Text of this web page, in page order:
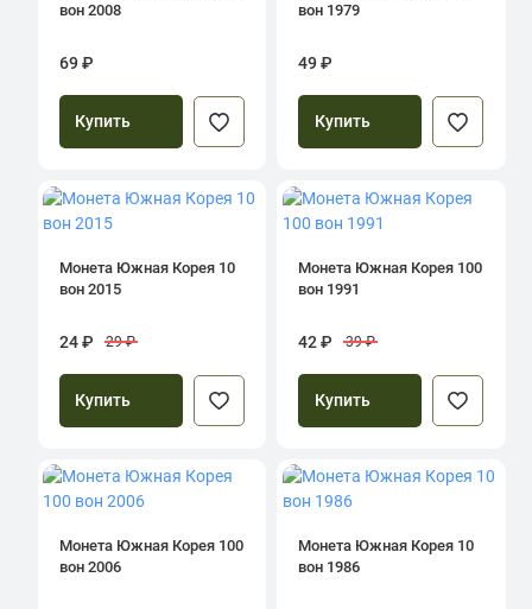
вон 2008
69 ₽
Купить
вон 1979
49 ₽
Купить
Монета Южная Корея 10
вон 2015
24 ₽ 29 ₽
Купить
Монета Южная Корея 100
вон 1991
42 ₽ 39 ₽
Купить
Монета Южная Корея 100
вон 2006
Монета Южная Корея 10
вон 1986